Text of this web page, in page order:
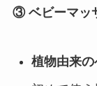
③ ベビーマッ
植物由来